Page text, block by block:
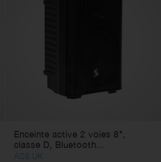
Enceinte active 2 voies 8",
classe D, Bluetooth...
AS8 UK